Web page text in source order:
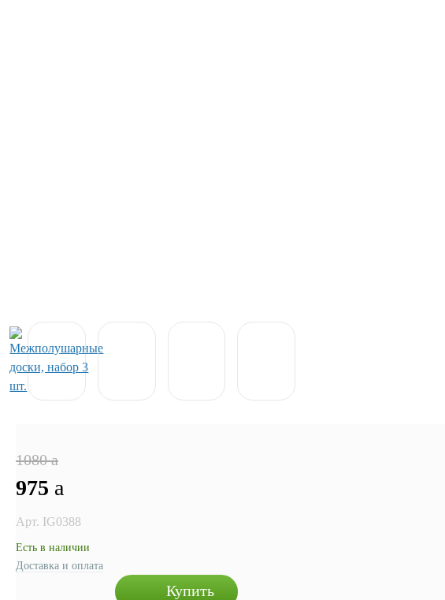
1080a
975 a
Арт. IG0388
Есть в наличии
Доставка и оплата
Купить